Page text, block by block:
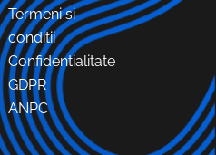
Termeni si
conditii
Confidentialitate
GDPR
ANPC